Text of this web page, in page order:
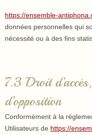
https://ensemble-
données personnelles qui
nécessité ou à des fins
7.3 Droit
d’opposition
Conformément à la
Utilisateurs de https://